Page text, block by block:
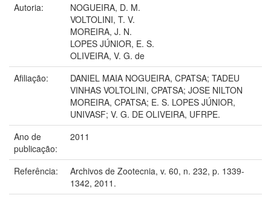
Autoria:
NOGUEIRA, D. M.
VOLTOLINI, T. V.
MOREIRA, J. N.
LOPES JÚNIOR, E. S.
OLIVEIRA, V. G. de
Afiliação:
DANIEL MAIA NOGUEIRA, CPATSA; TADEU
VINHAS VOLTOLINI, CPATSA; JOSE NILTON
MOREIRA, CPATSA; E. S. LOPES JÚNIOR,
UNIVASF; V. G. DE OLIVEIRA, UFRPE.
Ano de
publicação:
2011
Referência:
Archivos de Zootecnia, v. 60, n. 232, p. 1339-
1342, 2011.